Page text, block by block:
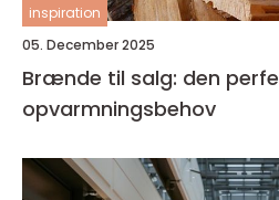
inspiration
05. December 2025
Brænde til salg: den
opvarmningsbehov